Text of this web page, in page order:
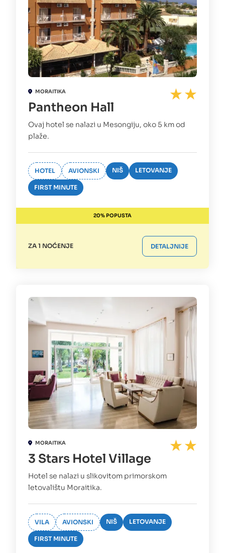
MORAITIKA
Pantheon Hall
Ovaj hotel se nalazi u Mesongiju, oko 5 km od
plaže.
HOTEL AVIONSKI NIŠ LETOVANJE
FIRST MINUTE
20% POPUSTA
ZA 1 NOĆENJE DETALJNIJE
MORAITIKA
3 Stars Hotel Village
Hotel se nalazi u slikovitom primorskom
letovalištu Moraitika.
VILA AVIONSKI NIŠ LETOVANJE
FIRST MINUTE